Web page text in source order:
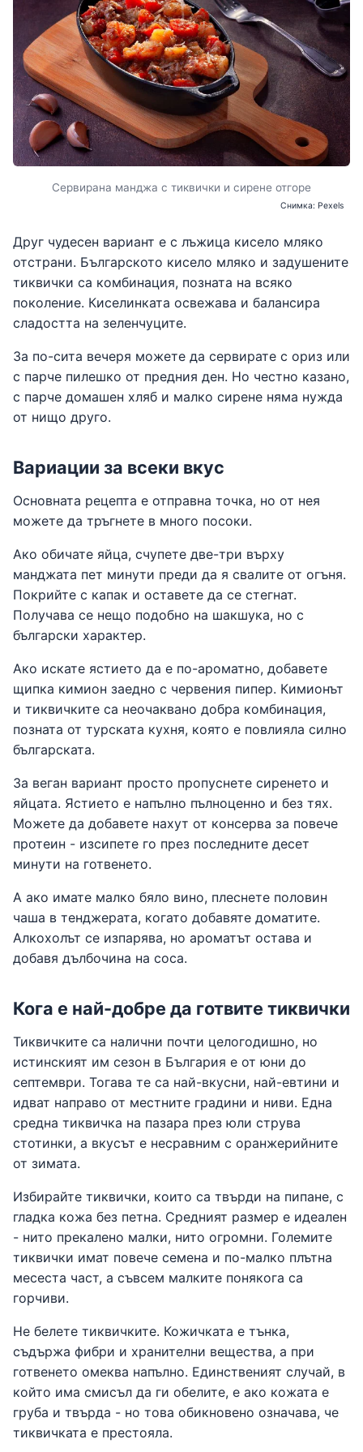
Сервирана манджа с тиквички и сирене отгоре
Снимка: Pexels
Друг чудесен вариант е с лъжица кисело мляко
отстрани. Българското кисело мляко и задушените
тиквички са комбинация, позната на всяко
поколение. Киселинката освежава и балансира
сладостта на зеленчуците.
За по-сита вечеря можете да сервирате с ориз или
с парче пилешко от предния ден. Но честно казано,
с парче домашен хляб и малко сирене няма нужда
от нищо друго.
Вариации за всеки вкус
Основната рецепта е отправна точка, но от нея
можете да тръгнете в много посоки.
Ако обичате яйца, счупете две-три върху
манджата пет минути преди да я свалите от огъня.
Покрийте с капак и оставете да се стегнат.
Получава се нещо подобно на шакшука, но с
български характер.
Ако искате ястието да е по-ароматно, добавете
щипка кимион заедно с червения пипер. Кимионът
и тиквичките са неочаквано добра комбинация,
позната от турската кухня, която е повлияла силно
българската.
За веган вариант просто пропуснете сиренето и
яйцата. Ястието е напълно пълноценно и без тях.
Можете да добавете нахут от консерва за повече
протеин - изсипете го през последните десет
минути на готвенето.
А ако имате малко бяло вино, плеснете половин
чаша в тенджерата, когато добавяте доматите.
Алкохолът се изпарява, но ароматът остава и
добавя дълбочина на соса.
Кога е най-добре да готвите тиквички
Тиквичките са налични почти целогодишно, но
истинският им сезон в България е от юни до
септември. Тогава те са най-вкусни, най-евтини и
идват направо от местните градини и ниви. Една
средна тиквичка на пазара през юли струва
стотинки, а вкусът е несравним с оранжерийните
от зимата.
Избирайте тиквички, които са твърди на пипане, с
гладка кожа без петна. Средният размер е идеален
- нито прекалено малки, нито огромни. Големите
тиквички имат повече семена и по-малко плътна
месеста част, а съвсем малките понякога са
горчиви.
Не белете тиквичките. Кожичката е тънка,
съдържа фибри и хранителни вещества, а при
готвенето омеква напълно. Единственият случай, в
който има смисъл да ги обелите, е ако кожата е
груба и твърда - но това обикновено означава, че
тиквичката е престояла.